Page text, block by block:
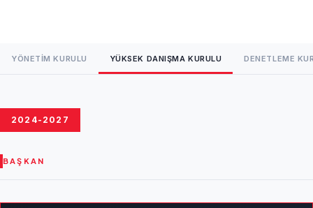
YÖNETIM KURULU YÜKSEK DANIŞMA KURULU DENETLEME
2024-2027
BAŞKAN